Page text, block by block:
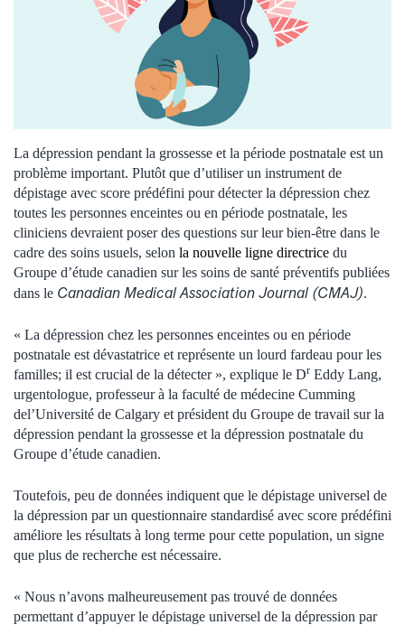
La dépression pendant la grossesse et la période postnatale est un
problème important. Plutôt que d’utiliser un instrument de
dépistage avec score prédéfini pour détecter la dépression chez
toutes les personnes enceintes ou en période postnatale, les
cliniciens devraient poser des questions sur leur bien-être dans le
cadre des soins usuels, selon la nouvelle ligne directrice du
Groupe d’étude canadien sur les soins de santé préventifs publiées
dans le Canadian Medical Association Journal (CMAJ).
« La dépression chez les personnes enceintes ou en période
postnatale est dévastatrice et représente un lourd fardeau pour les
familles; il est crucial de la détecter », explique le Dr Eddy Lang,
urgentologue, professeur à la faculté de médecine Cumming
del’Université de Calgary et président du Groupe de travail sur la
dépression pendant la grossesse et la dépression postnatale du
Groupe d’étude canadien.
Toutefois, peu de données indiquent que le dépistage universel de
la dépression par un questionnaire standardisé avec score prédéfini
améliore les résultats à long terme pour cette population, un signe
que plus de recherche est nécessaire.
« Nous n’avons malheureusement pas trouvé de données
permettant d’appuyer le dépistage universel de la dépression par